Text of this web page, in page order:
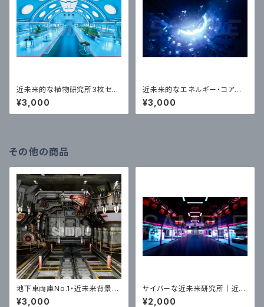
近未来的な植物研究所3枚セッ
ト｜近未来アニメ風イラスト素材
¥3,000
近未来的なエネルギー・コア
構図2パターン2枚セット｜近未
来アニメ風イラスト素材
¥3,000
その他の商品
地下車両庫No.1・近未来背景イ
ラスト素材
¥3,000
サイバーな近未来研究所｜近未
来アニメ風イラスト素材
¥2,000